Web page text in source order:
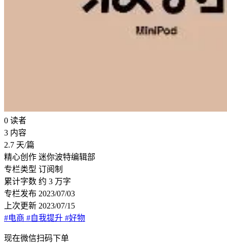
0 读者
3 内容
2.7 天/篇
精心创作 迷你波特编辑部
专栏类型 订阅制
累计字数 约 3 万字
专栏发布 2023/07/03
上次更新 2023/07/15
#电商 #自我提升 #好物
现在微信扫码下单